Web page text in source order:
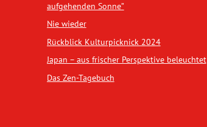
aufgehenden Sonne”
Nie wieder
Rückblick Kulturpicknick 2024
Japan – aus frischer Perspektive beleuchtet
Das Zen-Tagebuch